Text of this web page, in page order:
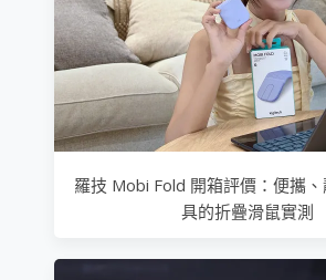
羅技 Mobi Fold 開箱評價：便攜
具的折疊滑鼠實測